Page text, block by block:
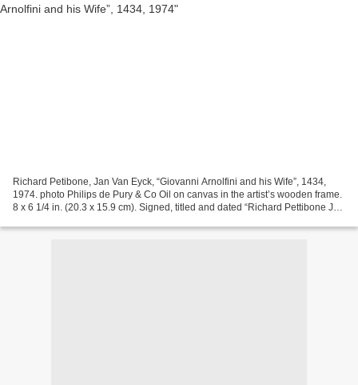
Richard Petibone, Jan Van Eyck, “Giovanni Arnolfini and his Wife”, 1434,
1974. photo Philips de Pury & Co Oil on canvas in the artist’s wooden frame.
8 x 6 1/4 in. (20.3 x 15.9 cm). Signed, titled and dated “Richard Pettibone Jan